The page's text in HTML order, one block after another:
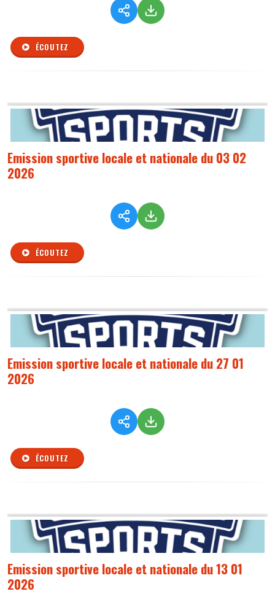
ÉCOUTEZ
Emission sportive locale et nationale du 03 02
2026
ÉCOUTEZ
Emission sportive locale et nationale du 27 01
2026
ÉCOUTEZ
Emission sportive locale et nationale du 13 01
2026